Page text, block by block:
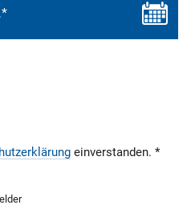
einverstanden.